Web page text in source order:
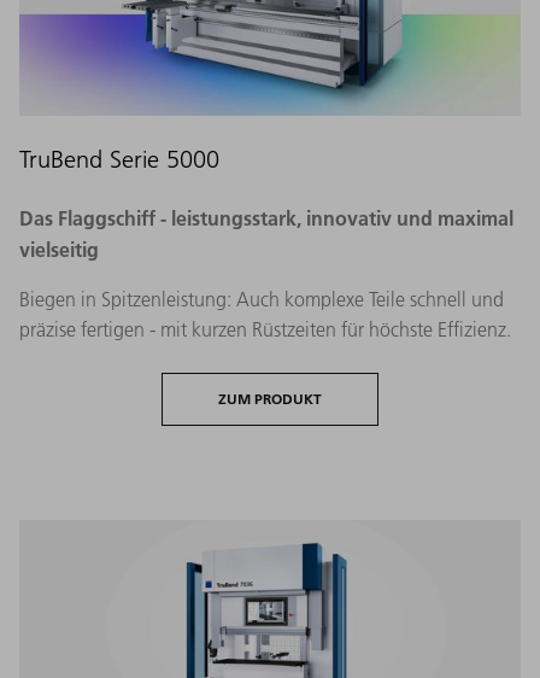
TruBend Serie 5000
Das Flaggschiff - leistungsstark, innovativ und maximal
vielseitig
Biegen in Spitzenleistung: Auch komplexe Teile schnell und
präzise fertigen - mit kurzen Rüstzeiten für höchste Effizienz.
ZUM PRODUKT